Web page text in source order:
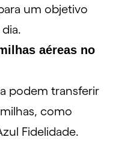
um objetivo
aéreas no
podem transferir
como
Fidelidade.